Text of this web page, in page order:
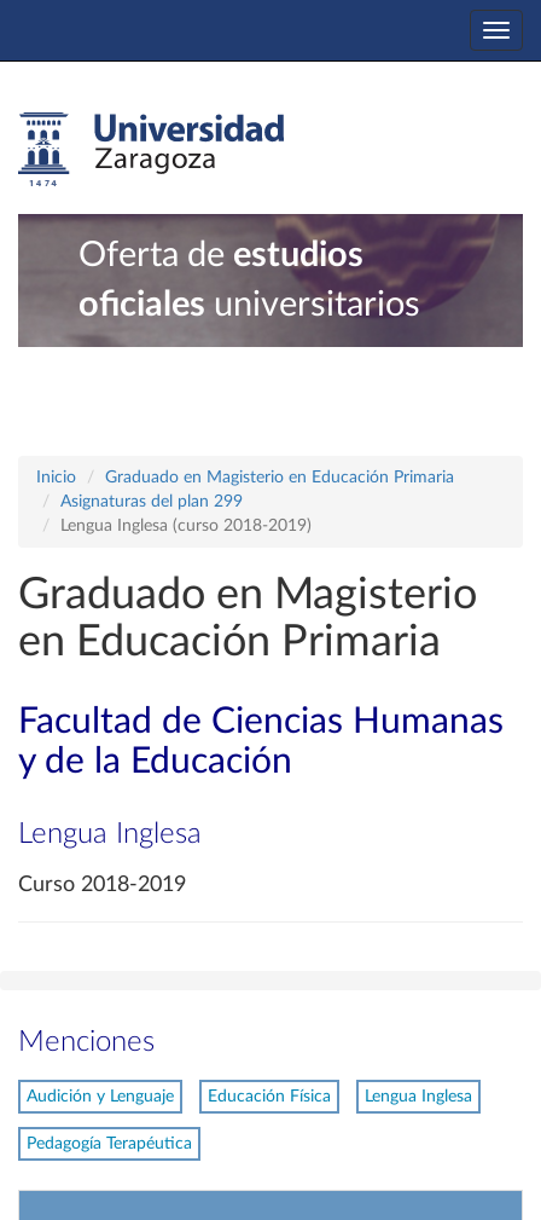
Oferta de estudios
oficiales universitarios
Inicio
Graduado en Magisterio en Educación Primaria
Asignaturas del plan 299
Lengua Inglesa (curso 2018-2019)
Graduado en Magisterio
en Educación Primaria
Facultad de Ciencias Humanas
y de la Educación
Lengua Inglesa
Curso 2018-2019
Menciones
Audición y Lenguaje Educación Física Lengua Inglesa
Pedagogía Terapéutica